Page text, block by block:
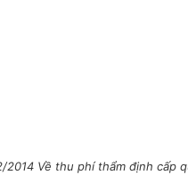
Về thu phí thẩm định